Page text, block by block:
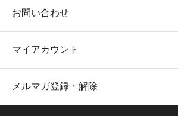
お問い合わせ
マイアカウント
メルマガ登録・解除